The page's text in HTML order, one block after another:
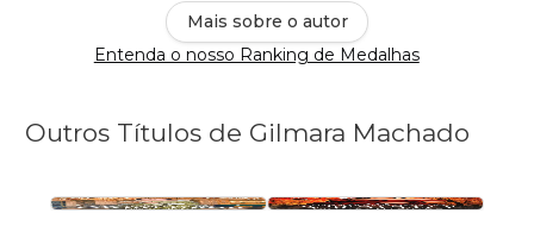
Mais sobre o autor
Entenda o nosso Ranking de Medalhas
Outros Títulos de Gilmara Machado